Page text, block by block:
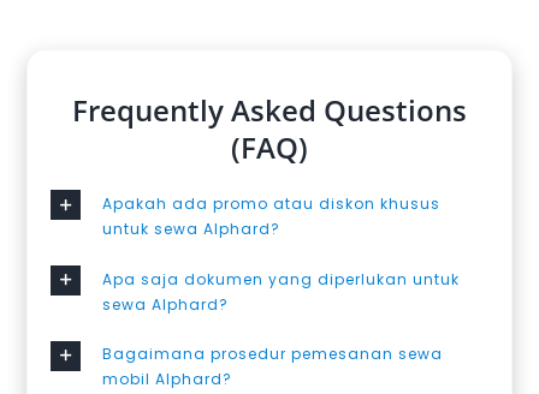
Frequently Asked Questions
(FAQ)
Apakah ada promo atau diskon khusus
untuk sewa Alphard?
Apa saja dokumen yang diperlukan untuk
sewa Alphard?
Bagaimana prosedur pemesanan sewa
mobil Alphard?